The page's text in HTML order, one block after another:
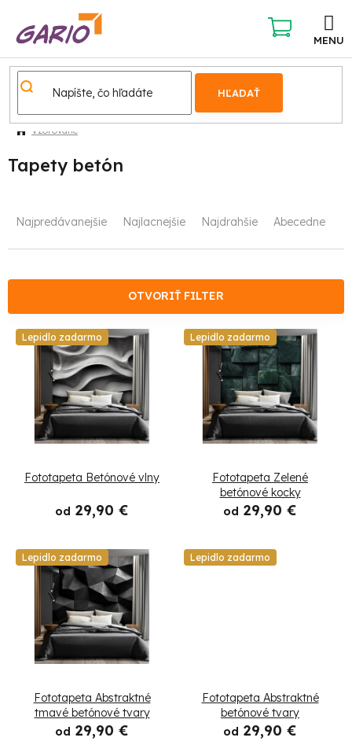
obsah
HĽADAŤ
NÁKUPNÝ
KOŠÍK
Vzorované
Tapety betón
R
n
u
Najpredávanejšie Najlacnejšie Najdrahšie Abecedne
OTVORIŤ FILTER
V
o
Lepidlo zadarmo
Fototapeta Betónové vlny
od 29,90 €
Lepidlo zadarmo
Fototapeta Zelené
betónové kocky
od 29,90 €
Lepidlo zadarmo
Fototapeta Abstraktné
tmavé betónové tvary
od 29,90 €
Lepidlo zadarmo
Fototapeta Abstraktné
betónové tvary
od 29,90 €